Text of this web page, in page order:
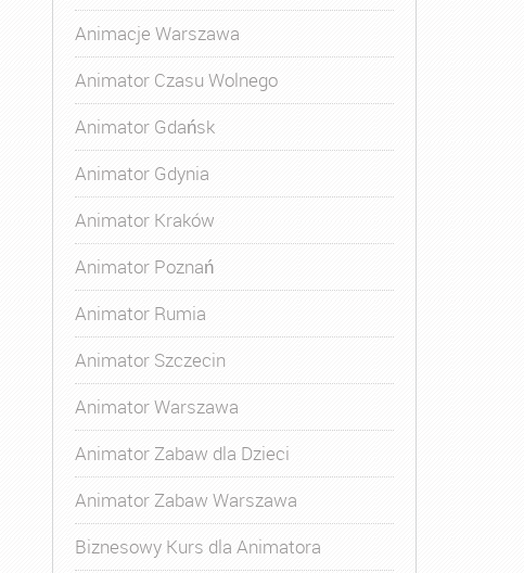
Kurs Animatora Gdynia,Kurs Animatora Katowice
Animacje Warszawa
Animator Czasu Wolnego
Animator Gdańsk
Animator Gdynia
Animator Kraków
Animator Poznań
Animator Rumia
Animator Szczecin
Animator Warszawa
Animator Zabaw dla Dzieci
Animator Zabaw Warszawa
Biznesowy Kurs dla Animatora